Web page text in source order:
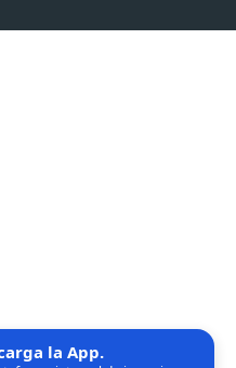
la App.